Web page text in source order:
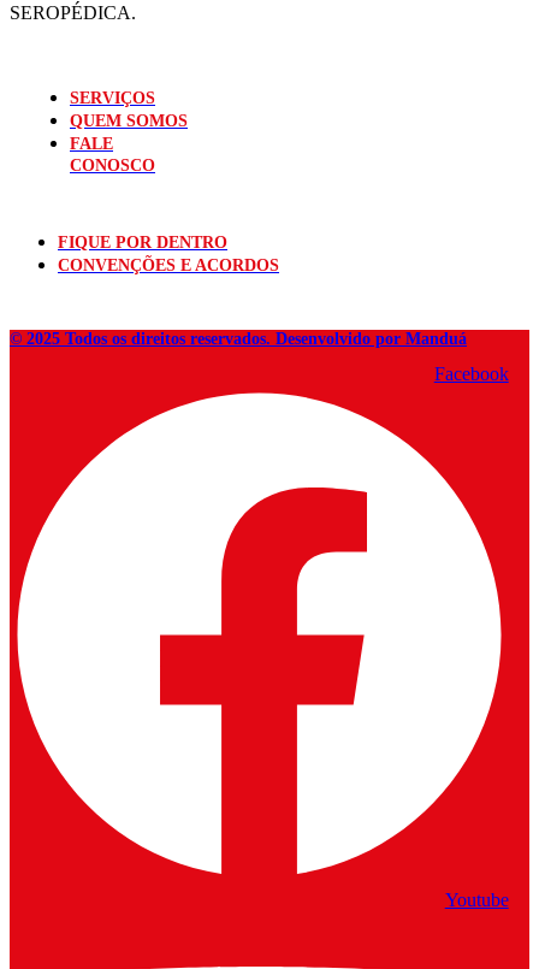
SEROPÉDICA.
SERVIÇOS
QUEM SOMOS
FALE
CONOSCO
FIQUE POR DENTRO
CONVENÇÕES E ACORDOS
© 2025 Todos os direitos reservados. Desenvolvido por Manduá
Facebook
Youtube